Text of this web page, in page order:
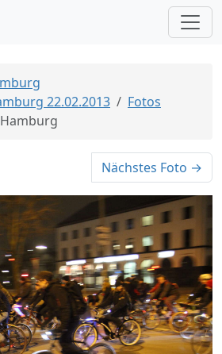
22.02.2013
Fotos
Nächstes Foto →